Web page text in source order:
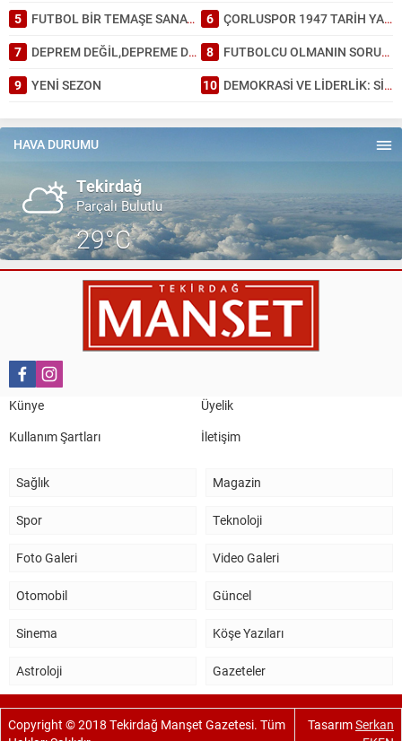
5
FUTBOL BİR TEMAŞE SANATI GİBİDİR. 6 ÇORLUSPOR 1947 TARİH YAZDI.
7
DEPREM DEĞİL,DEPREME DAYANAKSIZ BİNA ÖLDÜRÜR. 8
FUTBOLCU OLMANIN SORUMLULUĞU.
9 YENİ SEZON 10 DEMOKRASİ VE LİDERLİK: SİYASİ PARTİLERİN DÖNÜŞÜMÜ
HAVA DURUMU
Tekirdağ
Parçalı Bulutlu
29°C
Künye
Üyelik
Kullanım Şartları
İletişim
Sağlık Magazin
Spor Teknoloji
Foto Galeri Video Galeri
Otomobil Güncel
Sinema Köşe Yazıları
Astroloji Gazeteler
Copyright © 2018 Tekirdağ Manşet Gazetesi. Tüm
TasarımSerkan